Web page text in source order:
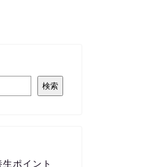
検索
ポイント